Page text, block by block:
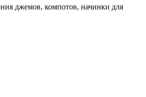
джемов, компотов, начинки для